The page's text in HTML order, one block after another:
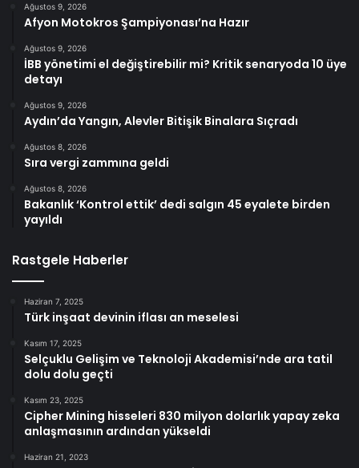
Ağustos 9, 2026
Afyon Motokros Şampiyonası’na Hazır
Ağustos 9, 2026
İBB yönetimi el değiştirebilir mi? Kritik senaryoda 10 üye
detayı
Ağustos 9, 2026
Aydın’da Yangın, Alevler Bitişik Binalara Sıçradı
Ağustos 8, 2026
Sıra vergi zammına geldi
Ağustos 8, 2026
Bakanlık ‘Kontrol ettik’ dedi salgın 45 eyalete birden
yayıldı
Rastgele Haberler
Haziran 7, 2025
Türk inşaat devinin iflası an meselesi
Kasım 17, 2025
Selçuklu Gelişim ve Teknoloji Akademisi’nde ara tatil
dolu dolu geçti
Kasım 23, 2025
Cipher Mining hisseleri 830 milyon dolarlık yapay zeka
anlaşmasının ardından yükseldi
Haziran 21, 2023